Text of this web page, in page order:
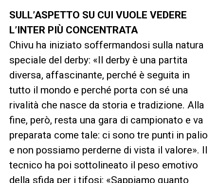
SULL’ASPETTO SU CUI VUOLE VEDERE
L’INTER PIÙ CONCENTRATA
Chivu ha iniziato soffermandosi sulla natura
speciale del derby: «Il derby è una partita
diversa, affascinante, perché è seguita in
tutto il mondo e perché porta con sé una
rivalità che nasce da storia e tradizione. Alla
fine, però, resta una gara di campionato e va
preparata come tale: ci sono tre punti in palio
e non possiamo perderne di vista il valore». Il
tecnico ha poi sottolineato il peso emotivo
della sfida per i tifosi: «Sappiamo quanto